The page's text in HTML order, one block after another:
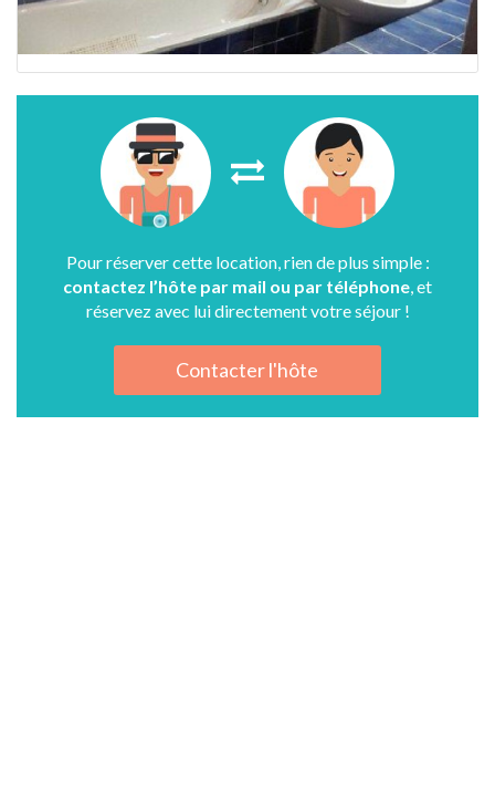
Pour réserver cette location, rien de plus simple :
contactez l’hôte par mail ou par téléphone , et
réservez avec lui directement votre séjour !
Contacter l'hôte